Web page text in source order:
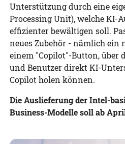
Unterstützung durch eine
Processing Unit), welche KI-
effizienter bewältigen soll.
neues Zubehör - nämlich ein
einem "Copilot"-Button, über
und Benutzer direkt KI-
Copilot holen können.
Die Auslieferung der Intel-
Business-Modelle soll ab